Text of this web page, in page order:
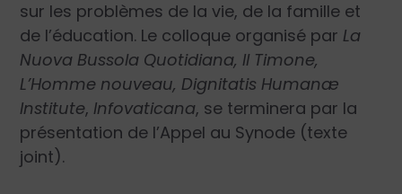
sur les problèmes de la vie, de la famille et
de l’éducation. Le colloque organisé par La
Nuova Bussola Quotidiana, Il Timone,
L’Homme nouveau, Dignitatis Humanæ
Institute, Infovaticana, se terminera par la
présentation de l’Appel au Synode (texte
joint).